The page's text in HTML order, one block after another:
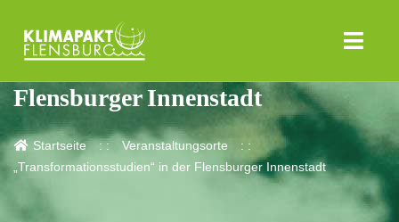
„Transformationsstudien“ in der
Flensburger Innenstadt
Startseite
Veranstaltungsorte
„Transformationsstudien“ in der Flensburger Innenstadt